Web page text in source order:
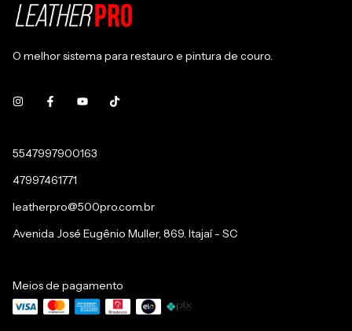
O melhor sistema para restauro e pintura de couro.
5547997900163
47997461771
leatherpro@500pro.com.br
Avenida José Eugênio Muller, 869. Itajaí - SC
Meios de pagamento